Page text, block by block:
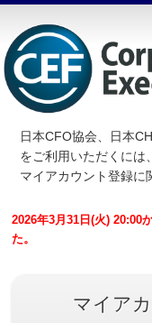
日本CFO協会、日本
をご利用いただくには
マイアカウント登録に
2026年3月31日(火) 20:00
た。
マイア